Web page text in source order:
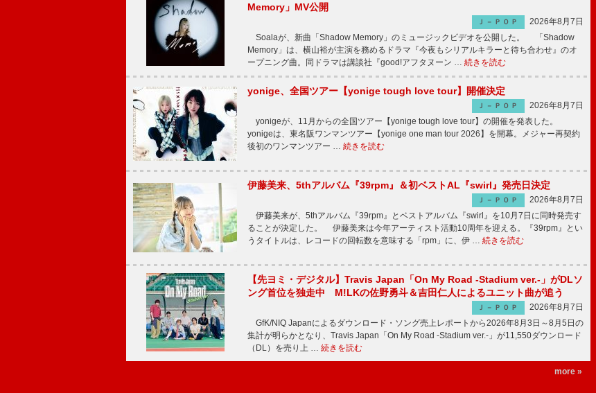
Memory」MV公開
Ｊ－ＰＯＰ
2026年8月7日
Soalaが、新曲「Shadow Memory」のミュージックビデオを公開した。 「Shadow
Memory」は、横山裕が主演を務めるドラマ『今夜もシリアルキラーと待ち合わせ』のオ
ープニング曲。同ドラマは講談社『good!アフタヌーン … 続きを読む
yonige、全国ツアー【yonige tough love tour】開催決定
Ｊ－ＰＯＰ
2026年8月7日
yonigeが、11月からの全国ツアー【yonige tough love tour】の開催を発表した。
yonigeは、東名阪ワンマンツアー【yonige one man tour 2026】を開幕。メジャー再契約
後初のワンマンツアー … 続きを読む
伊藤美来、5thアルバム『39rpm』＆初ベストAL『swirl』発売日決定
Ｊ－ＰＯＰ
2026年8月7日
伊藤美来が、5thアルバム『39rpm』とベストアルバム『swirl』を10月7日に同時発売す
ることが決定した。 伊藤美来は今年アーティスト活動10周年を迎える。『39rpm』とい
うタイトルは、レコードの回転数を意味する「rpm」に、伊 … 続きを読む
【先ヨミ・デジタル】Travis Japan「On My Road -Stadium ver.-」がDLソ
ング首位を独走中 M!LKの佐野勇斗＆吉田仁人によるユニット曲が追う
Ｊ－ＰＯＰ
2026年8月7日
GfK/NIQ Japanによるダウンロード・ソング売上レポートから2026年8月3日～8月5日の
集計が明らかとなり、Travis Japan「On My Road -Stadium ver.-」が11,550ダウンロード
（DL）を売り上 … 続きを読む
more »